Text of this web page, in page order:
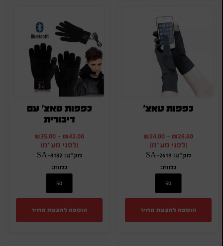
כפפות טאצ'
₪28.80
-
₪24.00
(לפני מע"מ)
מק"ט: SA-2619
כמות:
הוספה להצעת מחיר
כפפות טאצ' עם
דיבורית
₪42.00
-
₪35.00
(לפני מע"מ)
מק"ט: SA-8182
כמות:
הוספה להצעת מחיר